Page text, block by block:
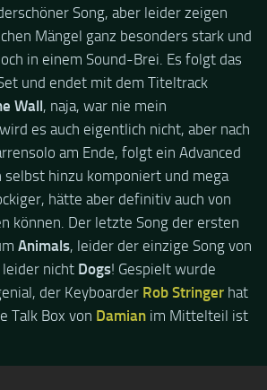
Song, aber leider zeigen
Mängel ganz besonders stark und
in einem Sound-Brei. Es folgt das
und endet mit dem Titeltrack
Wall, naja, war nie mein
es auch eigentlich nicht, aber nach
am Ende, folgt ein Advanced
selbst hinzu komponiert und mega
hätte aber definitiv auch von
können. Der letzte Song der ersten
Animals, leider der einzige Song von
nicht Dogs! Gespielt wurde
der Keyboarder Rob Stringer hat
Talk Box von Damian im Mittelteil ist